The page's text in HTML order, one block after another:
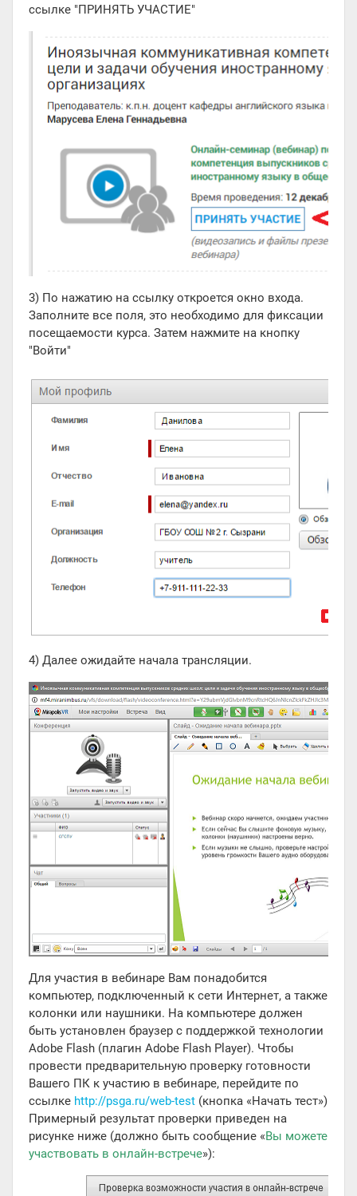
ссылке "ПРИНЯТЬ УЧАСТИЕ"
3) По нажатию на ссылку откроется окно входа.
Заполните все поля, это необходимо для фиксации
посещаемости курса. Затем нажмите на кнопку
"Войти"
4) Далее ожидайте начала трансляции.
Для участия в вебинаре Вам понадобится
компьютер, подключенный к сети Интернет, а также
колонки или наушники. На компьютере должен
быть установлен браузер с поддержкой технологии
Adobe Flash (плагин Adobe Flash Player). Чтобы
провести предварительную проверку готовности
Вашего ПК к участию в вебинаре, перейдите по
ссылке http://psga.ru/web-test (кнопка «Начать тест»)
Примерный результат проверки приведен на
рисунке ниже (должно быть сообщение «Вы можете
участвовать в онлайн-встрече»):